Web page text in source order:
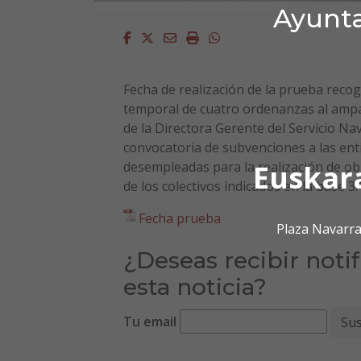
Plaza
Facebook
Twitter
EmailImprimirWhatsapp
Fecha de realización de la prueba
temporal de cuatro ordenanzas al
de la Directora Gerente del Servicio
convocatoria de subvenciones a las
desempleadas para la realización de
de los colectivos indicados en la base
Fecha prueba
¿Deseas recibir
esta noticia?
Tu email